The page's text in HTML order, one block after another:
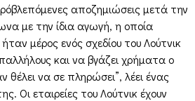
αποζημιώσεις μετά την
με την ίδια αγωγή, η οποία
μέρος ενός σχεδίου του Λούτνικ
και να βγάζει χρήματα ο
θέλει να σε πληρώσει”, λέει ένας
Οι εταιρείες του Λούτνικ έχουν